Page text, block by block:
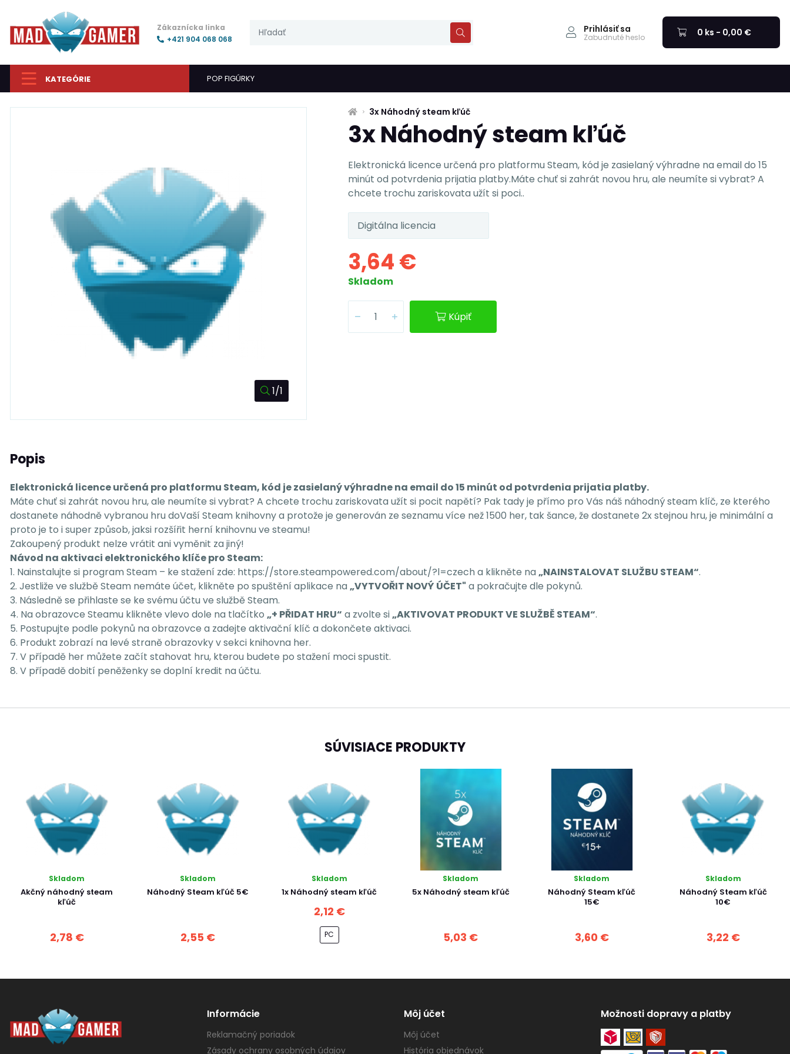
Zákaznícka linka
+421 904 068 068
Prihlásiť sa
Zabudnuté heslo 0 ks - 0,00 €
KATEGÓRIE POP FIGÚRKY
1/1
3x Náhodný steam kľúč
3x Náhodný steam kľúč
Elektronická licence určená pro platformu Steam, kód je zasielaný výhradne na email do 15
minút od potvrdenia prijatia platby.Máte chuť si zahrát novou hru, ale neumíte si vybrat? A
chcete trochu zariskovata užít si poci..
Digitálna licencia
3,64 €
Skladom
Kúpiť
Popis
Elektronická licence určená pro platformu Steam, kód je zasielaný výhradne na email do 15 minút od potvrdenia prijatia platby.
Máte chuť si zahrát novou hru, ale neumíte si vybrat? A chcete trochu zariskovata užít si pocit napětí? Pak tady je přímo pro Vás náš náhodný steam klíč, ze kterého
dostanete náhodně vybranou hru doVaší Steam knihovny a protože je generován ze seznamu více než 1500 her, tak šance, že dostanete 2x stejnou hru, je minimální a
proto je to i super způsob, jaksi rozšířit herní knihovnu ve steamu!
Zakoupený produkt nelze vrátit ani vyměnit za jiný!
Návod na aktivaci elektronického klíče pro Steam:
1. Nainstalujte si program Steam – ke stažení zde: https://store.steampowered.com/about/?l=czech a klikněte na„NAINSTALOVAT SLUŽBU STEAM“.
2. Jestliže ve službě Steam nemáte účet, klikněte po spuštění aplikace na„VYTVOŘIT NOVÝ ÚČET" a pokračujte dle pokynů.
3. Následně se přihlaste se ke svému účtu ve službě Steam.
4. Na obrazovce Steamu klikněte vlevo dole na tlačítko „+ PŘIDAT HRU“ a zvolte si„AKTIVOVAT PRODUKT VE SLUŽBĚ STEAM“.
5. Postupujte podle pokynů na obrazovce a zadejte aktivační klíč a dokončete aktivaci.
6. Produkt zobrazí na levé straně obrazovky v sekci knihovna her.
7. V případě her můžete začít stahovat hru, kterou budete po stažení moci spustit.
8. V případě dobití peněženky se doplní kredit na účtu.
SÚVISIACE PRODUKTY
Skladom
Akčný náhodný steam
kľúč
2,78 €
Skladom
Náhodný Steam kľúč 5€
2,55 €
Skladom
1x Náhodný steam kľúč
2,12 €
PC
Skladom
5x Náhodný steam kľúč
5,03 €
Skladom
Náhodný Steam kľúč
15€
3,60 €
Skladom
Náhodný Steam kľúč
10€
3,22 €
Informácie
Reklamačný poriadok
Zásady ochrany osobných údajov
Môj účet
Môj účet
História objednávok
Možnosti dopravy a platby